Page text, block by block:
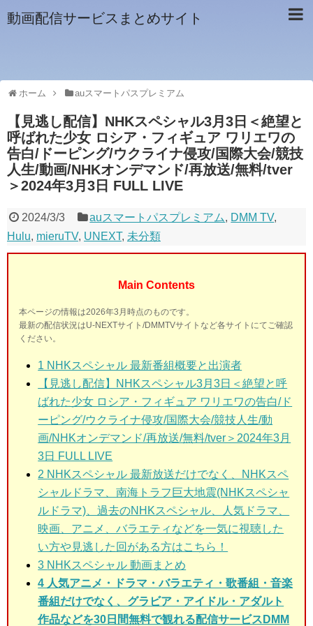
動画配信サービスまとめサイト
ホーム auスマートパスプレミアム
【見逃し配信】NHKスペシャル3月3日＜絶望と
呼ばれた少女 ロシア・フィギュア ワリエワの
告白/ドーピング/ウクライナ侵攻/国際大会/競技
人生/動画/NHKオンデマンド/再放送/無料/tver
＞2024年3月3日 FULL LIVE
2024/3/3 auスマートパスプレミアム, DMM TV,
Hulu, mieruTV, UNEXT, 未分類
Main Contents
本ページの情報は2026年3月時点のものです。
最新の配信状況はU-NEXTサイト/DMMTVサイトなど各サイトにてご確認
ください。
1 NHKスペシャル 最新番組概要と出演者
【見逃し配信】NHKスペシャル3月3日＜絶望と呼
ばれた少女 ロシア・フィギュア ワリエワの告白/ド
ーピング/ウクライナ侵攻/国際大会/競技人生/動
画/NHKオンデマンド/再放送/無料/tver＞2024年3月
3日 FULL LIVE
2 NHKスペシャル 最新放送だけでなく、NHKスペ
シャルドラマ、南海トラフ巨大地震(NHKスペシャ
ルドラマ)、過去のNHKスペシャル、人気ドラマ、
映画、アニメ、バラエティなどを一気に視聴した
い方や見逃した回がある方はこちら！
3 NHKスペシャル 動画まとめ
4 人気アニメ・ドラマ・バラエティ・歌番組・音楽
番組だけでなく、グラビア・アイドル・アダルト
作品などを30日間無料で観れる配信サービスDMM